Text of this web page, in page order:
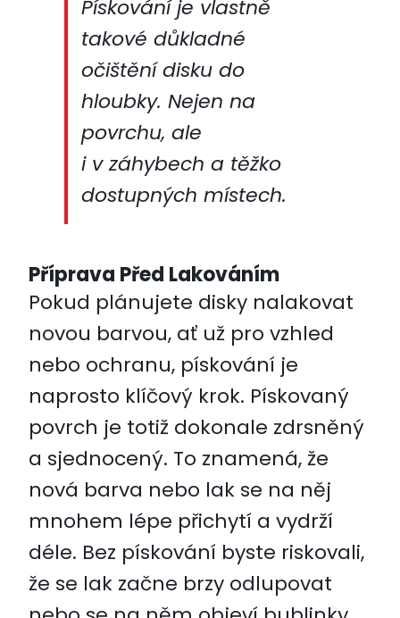
Pískování je vlastně
takové důkladné
očištění disku do
hloubky. Nejen na
povrchu, ale
i v záhybech a těžko
dostupných místech.
Příprava Před Lakováním
Pokud plánujete disky nalakovat
novou barvou, ať už pro vzhled
nebo ochranu, pískování je
naprosto klíčový krok. Pískovaný
povrch je totiž dokonale zdrsněný
a sjednocený. To znamená, že
nová barva nebo lak se na něj
mnohem lépe přichytí a vydrží
déle. Bez pískování byste riskovali,
že se lak začne brzy odlupovat